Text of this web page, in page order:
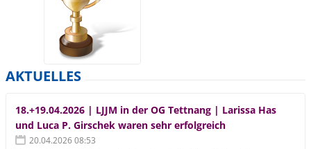
AKTUELLES
18.+19.04.2026 | LJJM in der OG Tettnang | Larissa Has
und Luca P. Girschek waren sehr erfolgreich
20.04.2026 08:53